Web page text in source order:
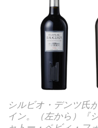
シルビオ・デンツ氏
イン。（左から）『